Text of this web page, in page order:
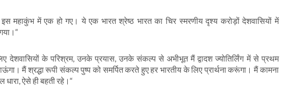
महाकुंभ में एक हो गए। ये एक भारत श्रेष्ठ भारत का चिर स्मरणीय दृश्य करोड़ों देशवासियों में
के परिश्रम, उनके प्रयास, उनके संकल्प से अभीभूत मैं द्वादश ज्योतिर्लिंग में से प्रथम
मैं श्रद्धा रूपी संकल्प पुष्प को समर्पित करते हुए हर भारतीय के लिए प्रार्थना करूंगा। मैं कामना
ऐसे ही बहती रहे।“